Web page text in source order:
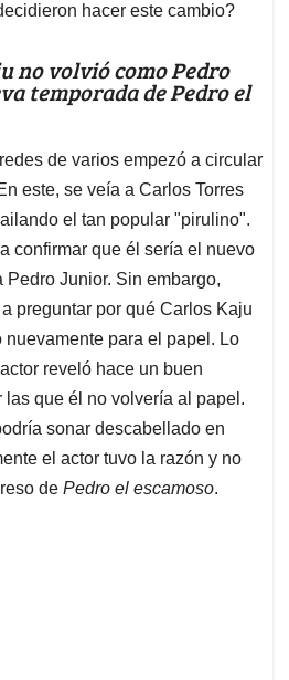
hacer este cambio?
no volvió como Pedro
temporada de Pedro el
de varios empezó a circular
este, se veía a Carlos Torres
el tan popular "pirulino".
confirmar que él sería el nuevo
Junior. Sin embargo,
preguntar por qué Carlos Kaju
para el papel. Lo
reveló hace un buen
las que él no volvería al papel.
sonar descabellado en
el actor tuvo la razón y no
de Pedro el escamoso.